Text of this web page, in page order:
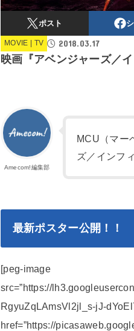
ポスト
MOVIE | TV 2018.03.17
映画『アベンジャーズ／
Amecom!編集部
MCU（マー
ズ／インフ
最新ポスター公開！！
[peg-image
src=”https://
RgyuZqLAmsVl2jl_s-jJ-
href=”https://